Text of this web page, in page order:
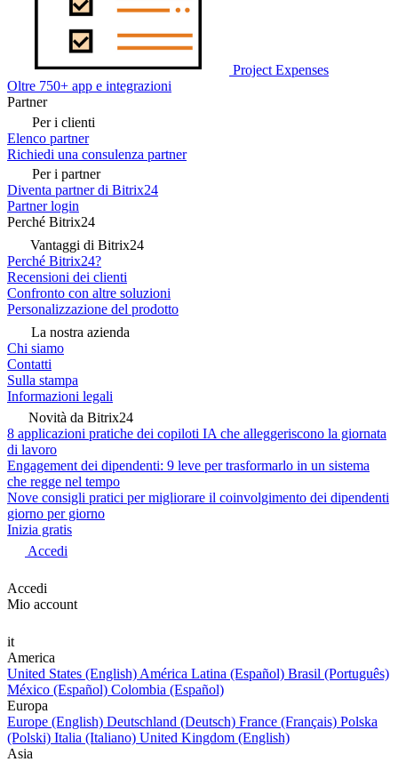
Project Expenses
Oltre 750+ app e integrazioni
Partner
Per i clienti
Elenco partner
Richiedi una consulenza partner
Per i partner
Diventa partner di Bitrix24
Partner login
Perché Bitrix24
Vantaggi di Bitrix24
Perché Bitrix24?
Recensioni dei clienti
Confronto con altre soluzioni
Personalizzazione del prodotto
La nostra azienda
Chi siamo
Contatti
Sulla stampa
Informazioni legali
Novità da Bitrix24
8 applicazioni pratiche dei copiloti IA che alleggeriscono la giornata
di lavoro
Engagement dei dipendenti: 9 leve per trasformarlo in un sistema
che regge nel tempo
Nove consigli pratici per migliorare il coinvolgimento dei dipendenti
giorno per giorno
Inizia gratis
Accedi
Accedi
Mio account
it
America
United States (English) América Latina (Español) Brasil (Português)
México (Español) Colombia (Español)
Europa
Europe (English) Deutschland (Deutsch) France (Français) Polska
(Polski) Italia (Italiano) United Kingdom (English)
Asia